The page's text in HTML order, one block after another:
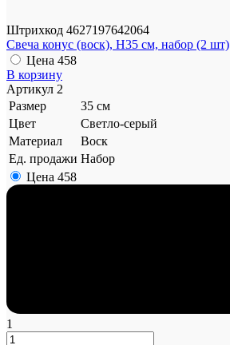
Штрихкод 4627197642064
Свеча конус (воск), H35 см, набор (2 шт)
Цена 458
В корзину
Артикул 2
Размер
35 см
Цвет
Светло-серый
Материал
Воск
Ед. продажи Набор
Цена 458
1